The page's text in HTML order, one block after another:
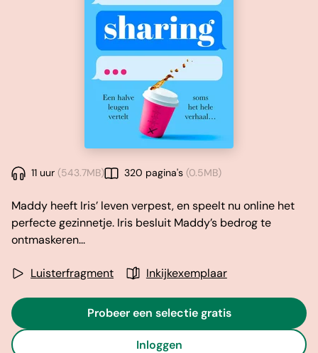
11 uur (543.7MB) 320 pagina's (0.5MB)
Maddy heeft Iris’ leven verpest, en speelt nu online het
perfecte gezinnetje. Iris besluit Maddy’s bedrog te
ontmaskeren...
Luisterfragment Inkijkexemplaar
Probeer een selectie gratis
Inloggen